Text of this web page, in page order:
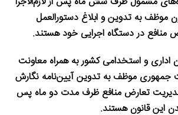
موظف به تدوین و ابلاغ دستورالعمل
منافع در دستگاه اجرایی خود هستند.
اداری و استخدامی کشور به همراه معاونت
جمهوری موظف به تدوین آیین‌نامه نگارش
تعارض منافع ظرف مدت دو ماه پس
این قانون هستند.